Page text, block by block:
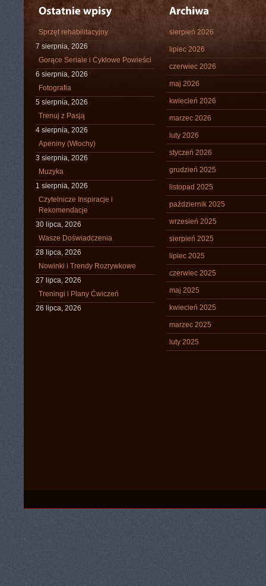
Sprzęt rehabilitacyjny
7 sierpnia, 2026
Gorące Seriale i Cyklowe Powieści
6 sierpnia, 2026
Fotografia
5 sierpnia, 2026
Trenuj z Pasją
4 sierpnia, 2026
Apeniny (Włochy)
3 sierpnia, 2026
Muzyka
1 sierpnia, 2026
Czytelnicze Inspiracje i
Rekomendacje
30 lipca, 2026
Wasze Doświadczenia
28 lipca, 2026
Nowinki i Trendy Rozrywkowe
27 lipca, 2026
Treningi i Plany Ćwiczeń
26 lipca, 2026
sierpień 2026
lipiec 2026
czerwiec 2026
maj 2026
kwiecień 2026
marzec 2026
luty 2026
styczeń 2026
grudzień 2025
listopad 2025
październik 2025
wrzesień 2025
sierpień 2025
lipiec 2025
czerwiec 2025
maj 2025
kwiecień 2025
marzec 2025
luty 2025